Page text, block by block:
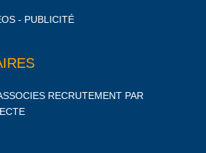
- PUBLICITÉ
RECRUTEMENT PAR